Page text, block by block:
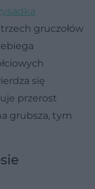
gruczołów
się
przerost
grubsza, tym